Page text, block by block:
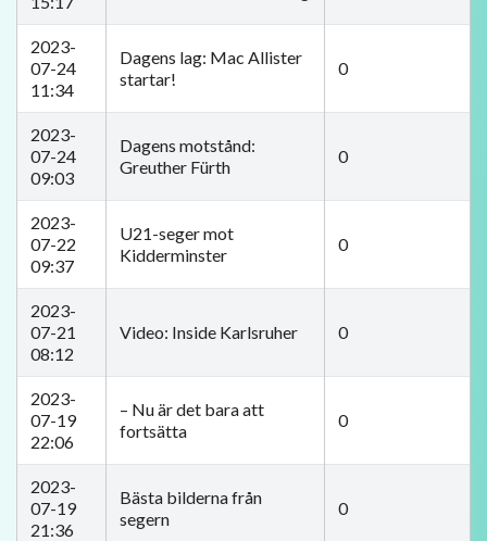
2023-
07-24
11:34
Dagens lag: Mac Allister
startar!
0
2023-
07-24
09:03
Dagens motstånd:
Greuther Fürth
0
2023-
07-22
09:37
U21-seger mot
Kidderminster
0
2023-
07-21
08:12
Video: Inside Karlsruher 0
2023-
07-19
22:06
– Nu är det bara att
fortsätta
0
2023-
07-19
21:36
Bästa bilderna från
segern
0